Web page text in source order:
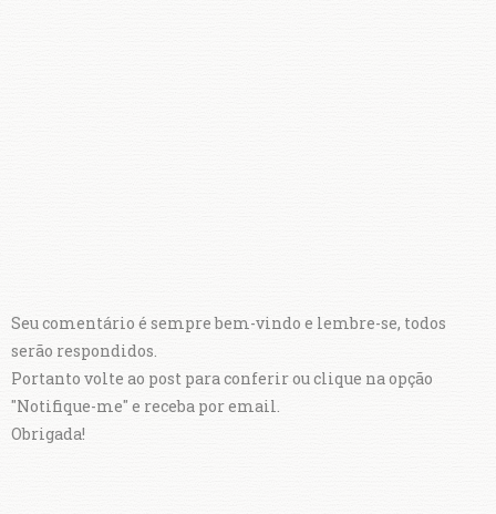
Seu comentário é sempre bem-vindo e lembre-se, todos
serão respondidos.
Portanto volte ao post para conferir ou clique na opção
"Notifique-me" e receba por email.
Obrigada!